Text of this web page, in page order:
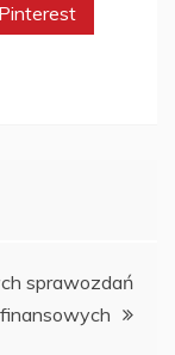
Pinterest
sprawozdań
finansowych